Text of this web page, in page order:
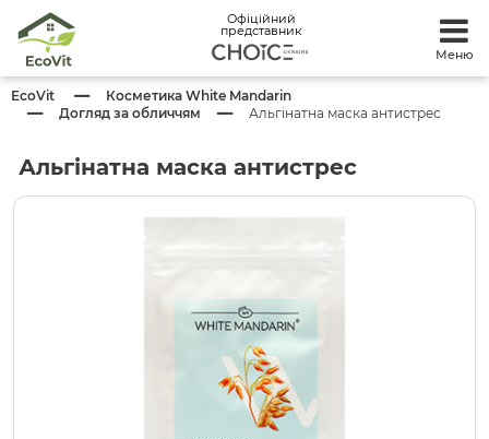
Офіційний
представник
Меню
EcoVit
Косметика White Mandarin
Догляд за обличчям
Альгінатна маска антистрес
Альгінатна маска антистрес